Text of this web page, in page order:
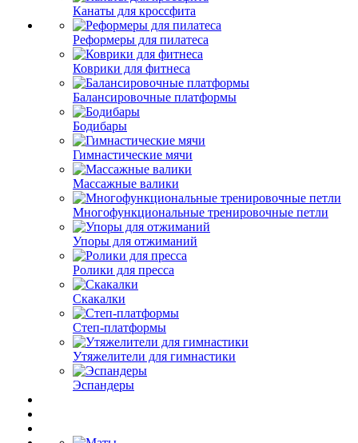
Канаты для кроссфита
Реформеры для пилатеса
Коврики для фитнеса
Балансировочные платформы
Бодибары
Гимнастические мячи
Массажные валики
Многофункциональные тренировочные петли
Упоры для отжиманий
Ролики для пресса
Скакалки
Степ-платформы
Утяжелители для гимнастики
Эспандеры